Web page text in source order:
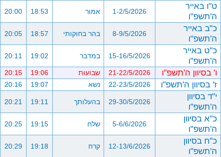
ט"ו באייר
ה'תשפ"ו
1-2/5/2026 אמור 18:53
20:00
כ"ב באייר
ה'תשפ"ו
8-9/5/2026 בהר בחוקותי 18:57
20:05
כ"ט באייר
ה'תשפ"ו
15-16/5/2026 במדבר 19:02
20:11
ו' בסיוון ה'תשפ"ו 21-22/5/2026 שבועות 19:06
20:15
ז' בסיוון ה'תשפ"ו 22-23/5/2026 נשא 19:07
20:16
י"ד בסיוון
ה'תשפ"ו
29-30/5/2026 בהעלותך 19:11
20:21
כ"א בסיוון
ה'תשפ"ו
5-6/6/2026 שלח 19:15
20:25
כ"ח בסיוון
ה'תשפ"ו
12-13/6/2026 קרח 19:18
20:29